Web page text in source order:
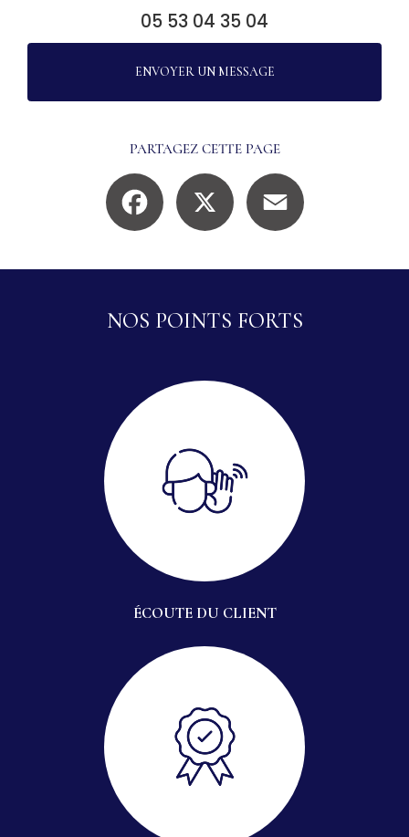
05 53 04 35 04
ENVOYER UN MESSAGE
PARTAGEZ CETTE PAGE
Facebook
NOS POINTS FORTS
ÉCOUTE DU CLIENT